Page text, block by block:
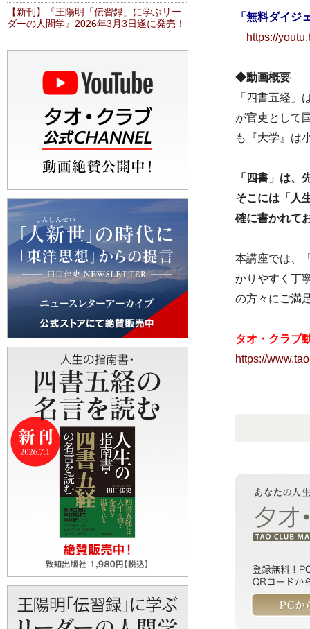
「無料ダイジ
https://
◆動画概要
「四書五経
が官吏として
も『大学』は
「四書」は
そこには「人
確に書かれて
本講座では、
かりやすく丁
の方々にご
タオ・クラブ
https://
【新刊】『王陽明「伝習録」に学ぶリー
ダーの人間学』2026年3月3日遂に発売！